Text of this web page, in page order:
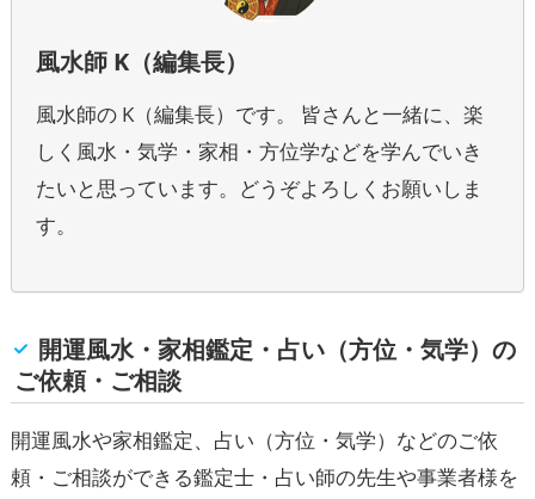
風水師 K（編集長）
風水師の K（編集長）です。 皆さんと一緒に、楽
しく風水・気学・家相・方位学などを学んでいき
たいと思っています。どうぞよろしくお願いしま
す。
開運風水・家相鑑定・占い（方位・気学）の
ご依頼・ご相談
開運風水や家相鑑定、占い（方位・気学）などのご依
頼・ご相談ができる鑑定士・占い師の先生や事業者様を